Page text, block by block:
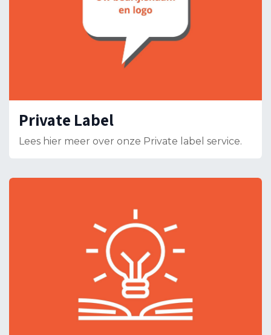
Private Label
Lees hier meer over onze Private label service.